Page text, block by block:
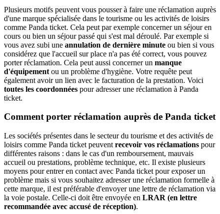
Plusieurs motifs peuvent vous pousser à faire une réclamation auprès
d'une marque spécialisée dans le tourisme ou les activités de loisirs
comme Panda ticket. Cela peut par exemple concerner un séjour en
cours ou bien un séjour passé qui s'est mal déroulé. Par exemple si
vous avez subi une annulation de dernière minute ou bien si vous
considérez que l'accueil sur place n'a pas été correct, vous pouvez
porter réclamation. Cela peut aussi concerner un manque
d'équipement ou un problème d'hygiène. Votre requête peut
également avoir un lien avec le facturation de la prestation. Voici
toutes les coordonnées pour adresser une réclamation à Panda
ticket.
Comment porter réclamation auprès de Panda ticket
Les sociétés présentes dans le secteur du tourisme et des activités de
loisirs comme Panda ticket peuvent recevoir vos réclamations pour
différentes raisons : dans le cas d'un remboursement, mauvais
accueil ou prestations, problème technique, etc. Il existe plusieurs
moyens pour entrer en contact avec Panda ticket pour exposer un
problème mais si vous souhaitez adresser une réclamation formelle à
cette marque, il est préférable d'envoyer une lettre de réclamation via
la voie postale. Celle-ci doit être envoyée en LRAR (en lettre
recommandée avec accusé de réception).